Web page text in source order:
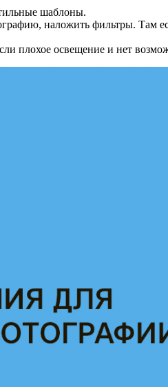
шаблоны.
наложить фильтры. Там
плохое освещение и нет